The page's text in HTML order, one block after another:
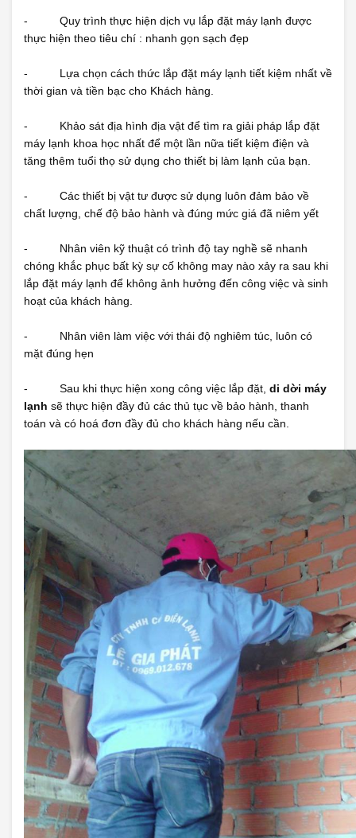
- Quy trình thực hiện dịch vụ lắp đặt máy lạnh được
thực hiện theo tiêu chí : nhanh gọn sạch đẹp
- Lựa chọn cách thức lắp đặt máy lạnh tiết kiệm nhất về
thời gian và tiền bạc cho Khách hàng.
- Khảo sát địa hình địa vật để tìm ra giải pháp lắp đặt
máy lạnh khoa học nhất để một lần nữa tiết kiệm điện và
tăng thêm tuổi thọ sử dụng cho thiết bị làm lạnh của bạn.
- Các thiết bị vật tư được sử dụng luôn đảm bảo về
chất lượng, chế độ bảo hành và đúng mức giá đã niêm yết
- Nhân viên kỹ thuật có trình độ tay nghề sẽ nhanh
chóng khắc phục bất kỳ sự cố không may nào xảy ra sau khi
lắp đặt máy lạnh để không ảnh hưởng đến công việc và sinh
hoạt của khách hàng.
- Nhân viên làm việc với thái độ nghiêm túc, luôn có
mặt đúng hẹn
- Sau khi thực hiện xong công việc lắp đặt, di dời máy
lạnh sẽ thực hiện đầy đủ các thủ tục về bảo hành, thanh
toán và có hoá đơn đầy đủ cho khách hàng nếu cần.